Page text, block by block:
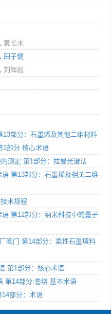
黄长水
田子健
刘辉彪
部分：石墨烯及其他二维材料
1部分 核心术语
测定 第1部分：拉曼光谱法
第13部分：石墨烯及相关二维
术规程
第12部分：纳米科技中的量子
阀门 第14部分：柔性石墨填料
第1部分：核心术语
第14部分:卷绕 基本术语
部分：术语